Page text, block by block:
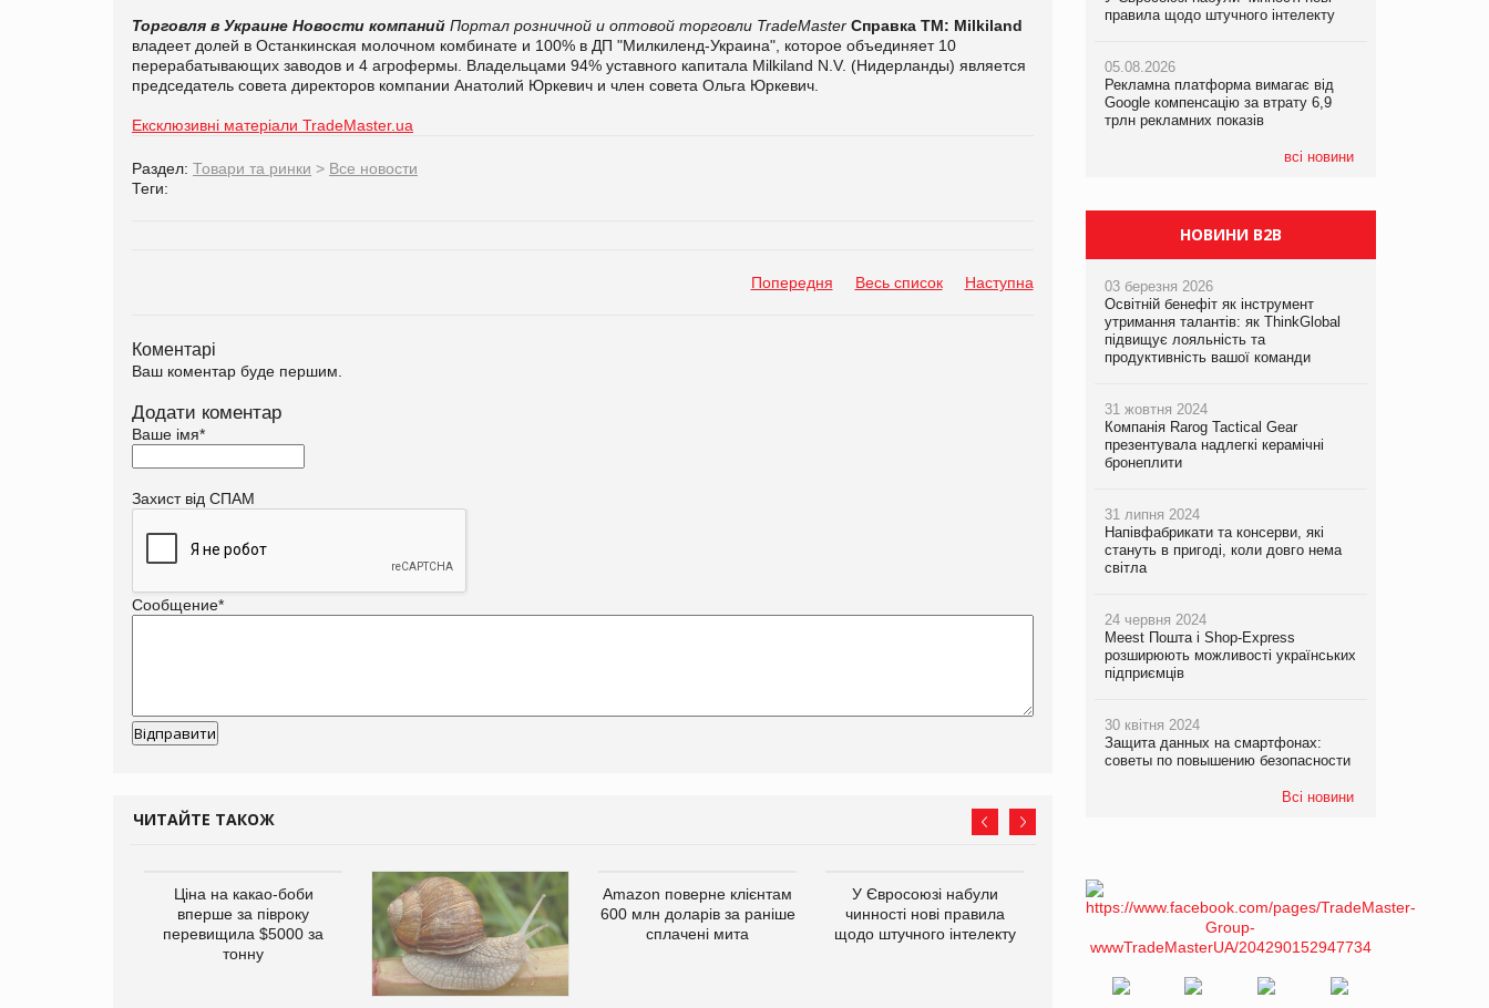
Торговля в Украине Новости компаний Портал розничной и оптовой торговли TradeMaster Справка ТМ: Milkiland
владеет долей в Останкинская молочном комбинате и 100% в ДП "Милкиленд-Украина", которое объединяет 10
перерабатывающих заводов и 4 агрофермы. Владельцами 94% уставного капитала Milkiland N.V. (Нидерланды) является
председатель совета директоров компании Анатолий Юркевич и член совета Ольга Юркевич.
Ексклюзивні матеріали TradeMaster.ua
Раздел: Товари та ринки > Все новости
Теги:
Попередня Весь список Наступна
Коментарі
Ваш коментар буде першим.
Додати коментар
Ваше імя*
Захист від СПАМ
Сообщение*
ЧИТАЙТЕ ТАКОЖ
Ціна на какао-боби
вперше за півроку
перевищила $5000 за
тонну
Amazon поверне клієнтам
600 млн доларів за раніше
сплачені мита
У Євросоюзі набули
чинності нові правила
щодо штучного інтелекту
Рекламна платформа
вимагає від Google
компенсацію за втрату 6,9
трлн рекламних показів
VARUS купує мережу
convenience store КОЛО:
об’єднана компанія
налічуватиме 374
правила щодо штучного інтелекту
05.08.2026
Рекламна платформа вимагає від
Google компенсацію за втрату 6,9
трлн рекламних показів
всі новини
правила щодо штучного інтелекту
05.08.2026
Рекламна платформа вимагає від
Google компенсацію за втрату 6,9
трлн рекламних показів
правила щодо штучного інтелекту
05.08.2026
Рекламна платформа вимагає від
Google компенсацію за втрату 6,9
трлн рекламних показів
НОВИНИ B2B
03 березня 2026
Освітній бенефіт як інструмент
утримання талантів: як ThinkGlobal
підвищує лояльність та
продуктивність вашої команди
31 жовтня 2024
Компанія Rarog Tactical Gear
презентувала надлегкі керамічні
бронеплити
31 липня 2024
Напівфабрикати та консерви, які
стануть в пригоді, коли довго нема
світла
24 червня 2024
Meest Пошта і Shop-Express
розширюють можливості українських
підприємців
30 квітня 2024
Защита данных на смартфонах:
советы по повышению безопасности
Всі новини